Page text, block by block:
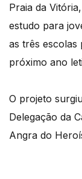
Praia da
estudo para
as três escolas
próximo ano
O projeto
Delegação da
Angra do